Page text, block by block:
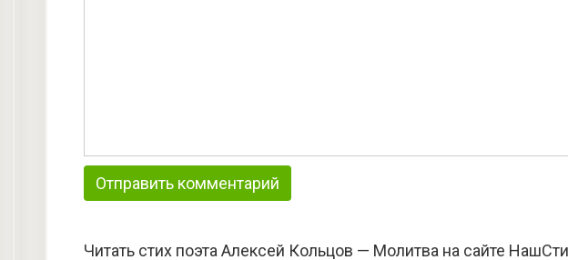
Читать стих поэта Алексей Кольцов — Молитва на сайте